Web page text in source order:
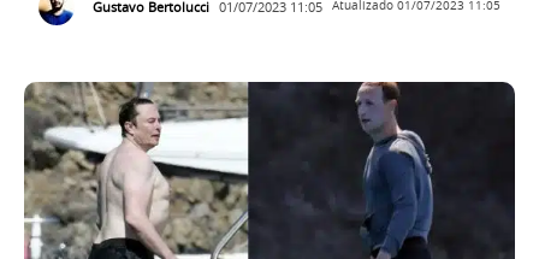
Gustavo Bertolucci 01/07/2023 11:05 Atualizado 01/07/2023 11:05